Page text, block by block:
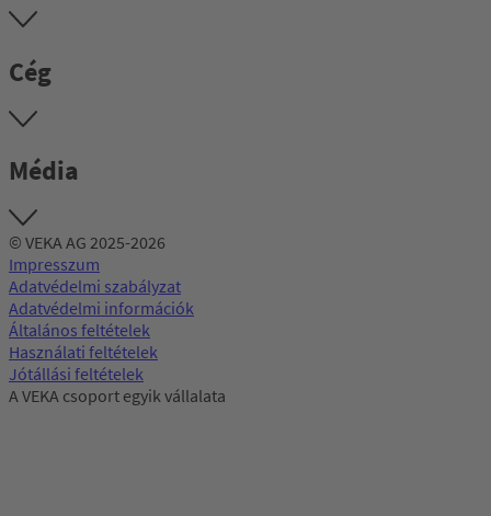
Cég
Média
© VEKA AG 2025-2026
Impresszum
Adatvédelmi szabályzat
Adatvédelmi információk
Általános feltételek
Használati feltételek
Jótállási feltételek
A VEKA csoport egyik vállalata